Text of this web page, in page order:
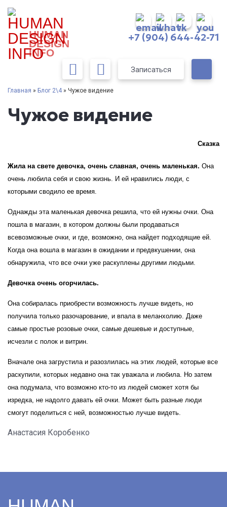
HUMAN
DESIGN
INFO
+7 (904) 644-42-71
Записаться
Главная » Блог 2\4 » Чужое видение
Чужое видение
Сказка
Жила на свете девочка, очень славная, очень маленькая. Она
очень любила себя и свою жизнь. И ей нравились люди, с
которыми сводило ее время.
Однажды эта маленькая девочка решила, что ей нужны очки. Она
пошла в магазин, в котором должны были продаваться
всевозможные очки, и где, возможно, она найдет подходящие ей.
Когда она вошла в магазин в ожидании и предвкушении, она
обнаружила, что все очки уже раскуплены другими людьми.
Девочка очень огорчилась.
Она собиралась приобрести возможность лучше видеть, но
получила только разочарование, и впала в меланхолию. Даже
самые простые розовые очки, самые дешевые и доступные,
исчезли с полок и витрин.
Вначале она загрустила и разозлилась на этих людей, которые все
раскупили, которых недавно она так уважала и любила. Но затем
она подумала, что возможно кто-то из людей сможет хотя бы
изредка, не надолго давать ей очки. Может быть разные люди
смогут поделиться с ней, возможностью лучше видеть.
Анастасия Коробенко